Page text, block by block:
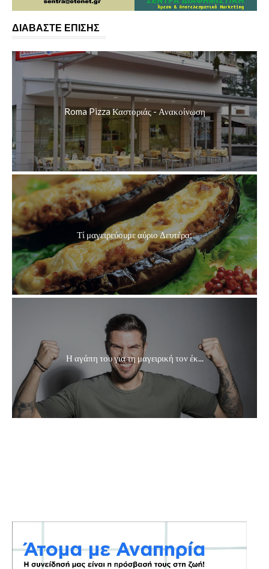
ΔΙΑΒΑΣΤΕ ΕΠΙΣΗΣ
Roma Pizza Καστοριάς - Ανακοίνωση
Τί μαγειρεύουμε αύριο Δευτέρα;
Η αγάπη του για τη μαγειρική τον έκ...